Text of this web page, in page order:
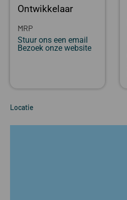
Ontwikkelaar
MRP
Stuur ons een email
Bezoek onze website
Locatie